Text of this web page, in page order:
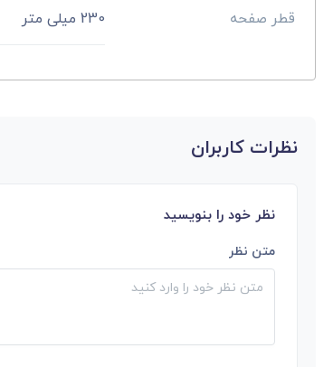
قطر صفحه 230 میلی متر
نظرات کاربران
نظر خود را بنویسید
متن نظر